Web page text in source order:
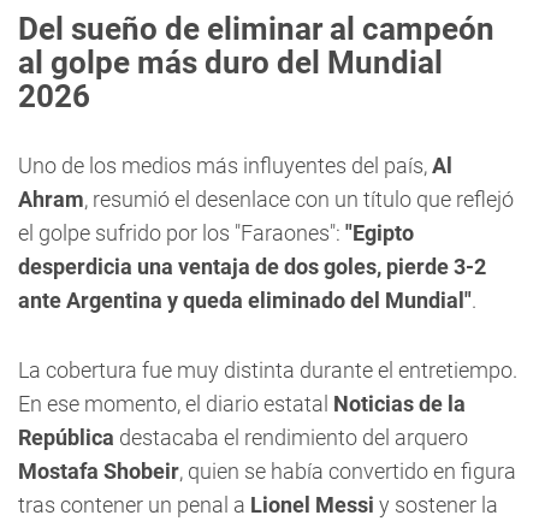
Del sueño de eliminar al campeón
al golpe más duro del Mundial
2026
Uno de los medios más influyentes del país,Al
Ahram, resumió el desenlace con un título que reflejó
el golpe sufrido por los "Faraones": "Egipto
desperdicia una ventaja de dos goles, pierde 3-2
ante Argentina y queda eliminado del Mundial".
La cobertura fue muy distinta durante el entretiempo.
En ese momento, el diario estatal Noticias de la
República destacaba el rendimiento del arquero
Mostafa Shobeir, quien se había convertido en figura
tras contener un penal a Lionel Messi y sostener la